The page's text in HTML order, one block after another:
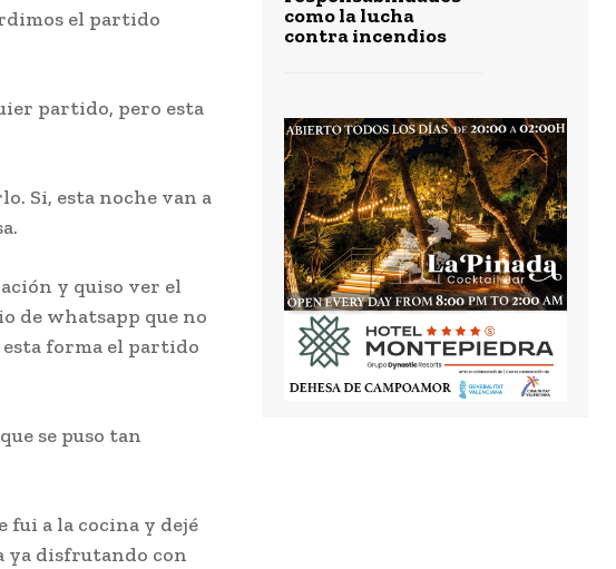
el partido
partido, pero esta
Si, esta noche van a
y quiso ver el
de whatsapp que no
esta forma el partido
se puso tan
fui a la cocina y dejé
ya disfrutando con
como la lucha
contra incendios